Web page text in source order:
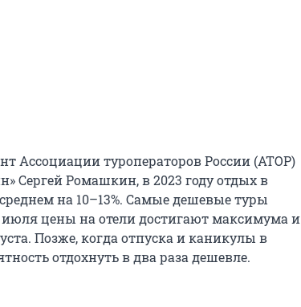
Ассоциации туроператоров России (АТОР)
Сергей Ромашкин, в 2023 году отдых в
на 10–13%. Самые дешевые туры
июля цены на отели достигают максимума и
Позже, когда отпуска и каникулы в
отдохнуть в два раза дешевле.